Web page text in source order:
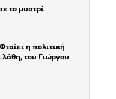
το μυστρί
η πολιτική
του Γιώργου